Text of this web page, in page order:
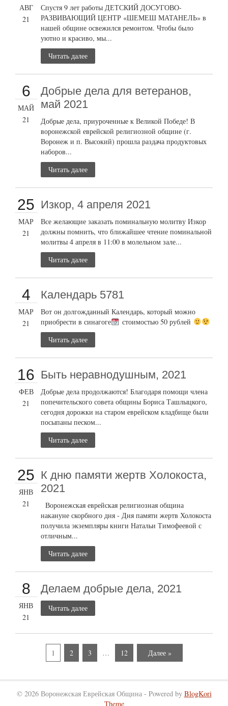
АВГ
21
Спустя 9 лет работы ДЕТСКИЙ ДОСУГОВО-
РАЗВИВАЮЩИЙ ЦЕНТР «ШЕМЕШ МАТАНЕЛЬ» в
нашей общине освежился ремонтом. Чтобы было
уютно и красиво, мы...
Читать далее
6
МАЙ
21
Добрые дела для ветеранов,
май 2021
Добрые дела, приуроченные к Великой Победе! В
воронежской еврейской религиозной общине (г.
Воронеж и п. Высокий) прошла раздача продуктовых
наборов...
Читать далее
25
МАР
21
Изкор, 4 апреля 2021
Все желающие заказать поминальную молитву Изкор
должны помнить, что ближайшее чтение поминальной
молитвы 4 апреля в 11:00 в молельном зале...
Читать далее
4
МАР
21
Календарь 5781
Вот он долгожданный Календарь, который можно
приобрести в синагоге
стоимостью 50 рублей
Читать далее
16
ФЕВ
21
Быть неравнодушным, 2021
Добрые дела продолжаются! Благодаря помощи члена
попечительского совета общины Бориса Ташлыцкого,
сегодня дорожки на старом еврейском кладбище были
посыпаны песком...
Читать далее
25
ЯНВ
21
К дню памяти жертв Холокоста,
2021
Воронежская еврейская религиозная община
накануне скорбного дня - Дня памяти жертв Холокоста
получила экземпляры книги Натальи Тимофеевой с
отличным...
Читать далее
8
ЯНВ
21
Делаем добрые дела, 2021
Читать далее
1 2 3 … 12 Далее »
© 2026 Воронежская Еврейская Община - Powered by BlogKori
Theme